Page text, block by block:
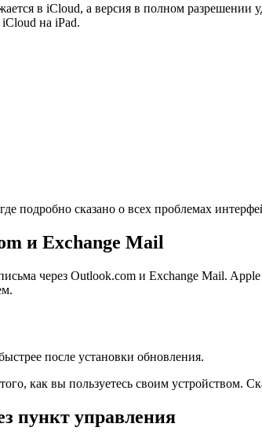
в iCloud, а версия в полном разрешении
на iPad.
подробно сказано о всех проблемах
и Exchange Mail
через Outlook.com и Exchange Mail.
после установки обновления.
как вы пользуетесь своим устройством.
пункт управления